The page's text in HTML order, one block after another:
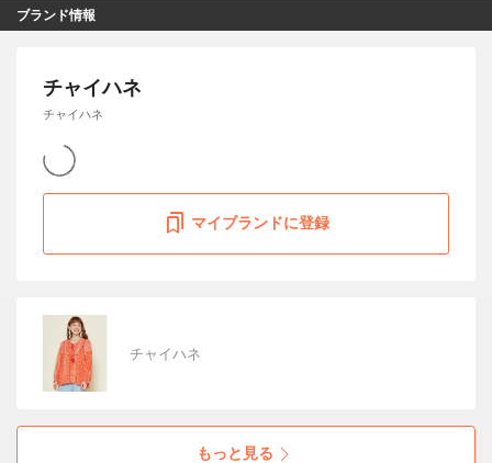
ブランド情報
チャイハネ
チャイハネ
マイブランドに登録
チャイハネ
もっと見る